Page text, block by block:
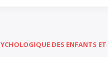
DES ENFANTS